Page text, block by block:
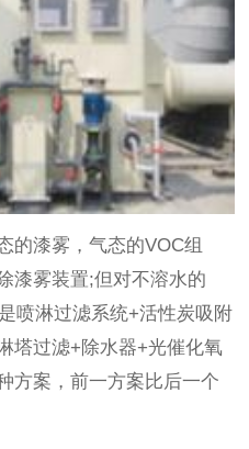
的漆雾，气态的VOC组
漆雾装置;但对不溶水的
喷淋过滤系统+活性炭吸附
塔过滤+除水器+光催化氧
方案，前一方案比后一个